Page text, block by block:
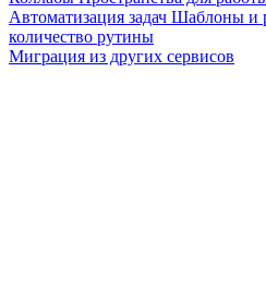
Автоматизация задач Шаблоны и
количество рутины
Миграция из других сервисов